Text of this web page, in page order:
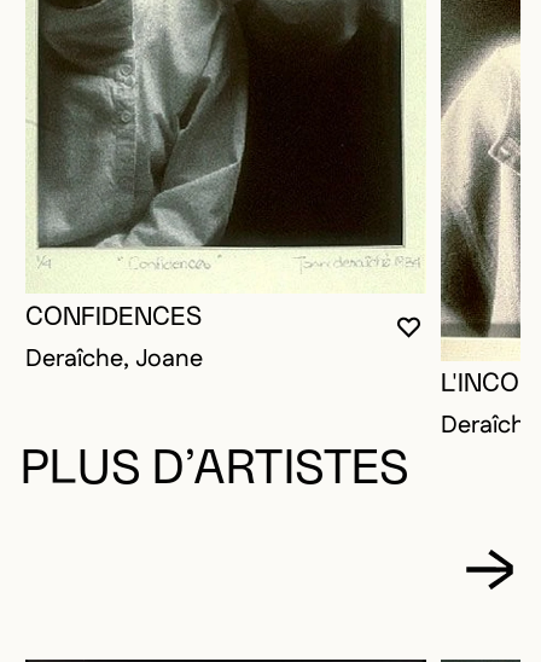
VOUS
FERMER
OUVRIR LA
CONFIDENCES
Deraîche, Joane
PLUS D’ARTISTES